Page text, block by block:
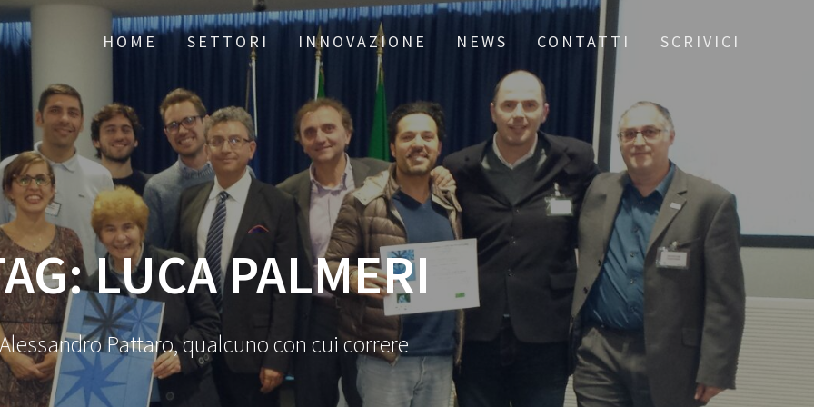
HOME SETTORI INNOVAZIONE NEWS CONTATTI SCRIVICI
LUCA PALMERI
Pattaro, qualcuno con cui correre